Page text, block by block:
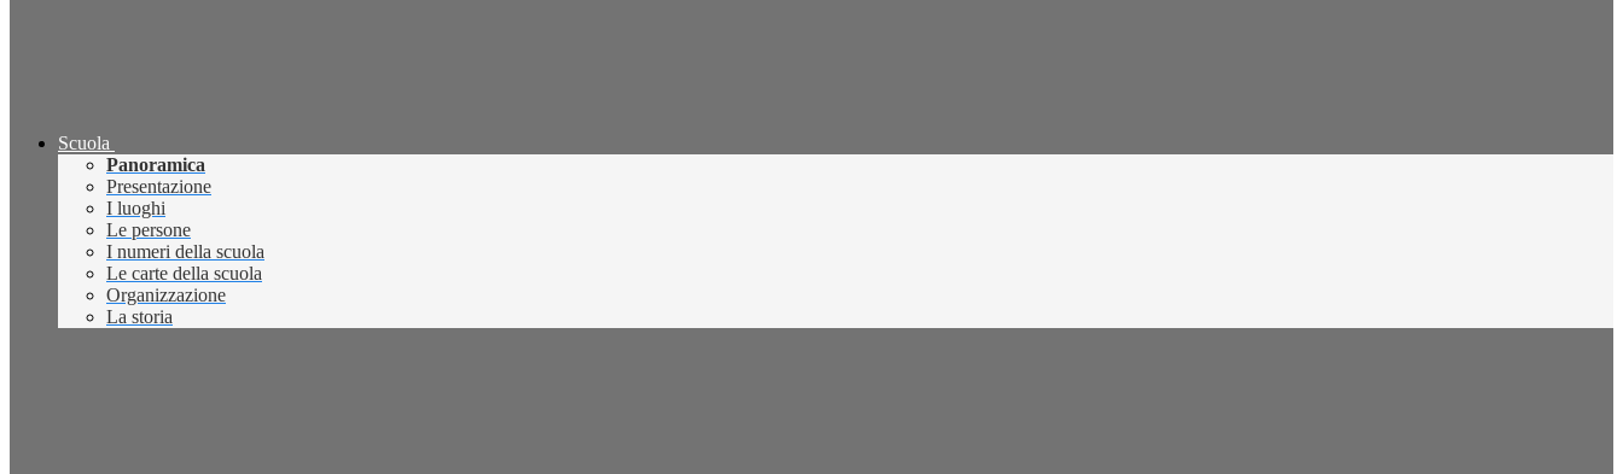
Scuola
Panoramica
Presentazione
I luoghi
Le persone
I numeri della scuola
Le carte della scuola
Organizzazione
La storia